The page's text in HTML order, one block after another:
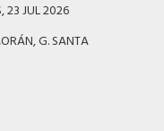
23 JUL 2026
G. SANTA